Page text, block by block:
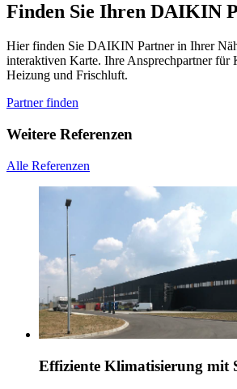
Finden Sie Ihren DAIKIN
Hier finden Sie DAIKIN Partner in Ihrer
interaktiven Karte. Ihre Ansprechpartner für
Heizung und Frischluft.
Partner finden
Weitere Referenzen
Alle Referenzen
Effiziente Klimatisierung mit